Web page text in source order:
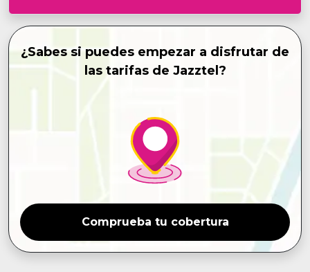
¿Sabes si puedes empezar a disfrutar de
las tarifas de Jazztel?
Comprueba tu cobertura